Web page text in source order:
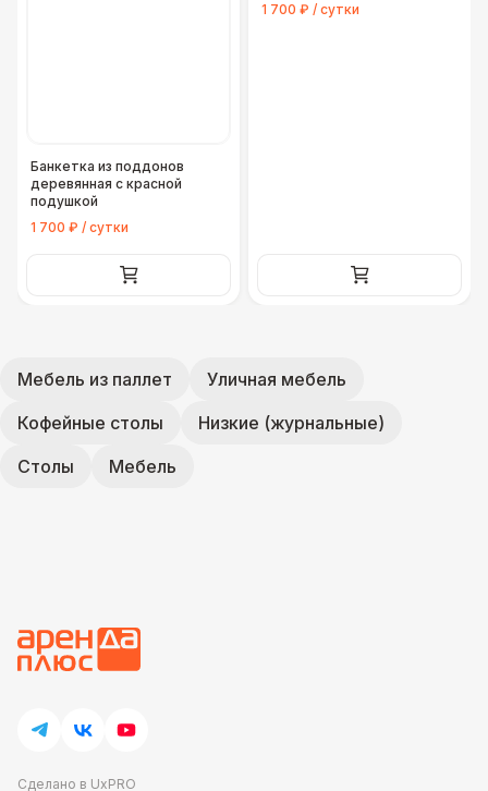
Банкетка из поддонов
деревянная с красной
подушкой
1 700 ₽ / сутки
1 700 ₽ / сутки
Мебель из паллет
Уличная мебель
Кофейные столы
Низкие (журнальные)
Столы
Мебель
Сделано в UxPRO